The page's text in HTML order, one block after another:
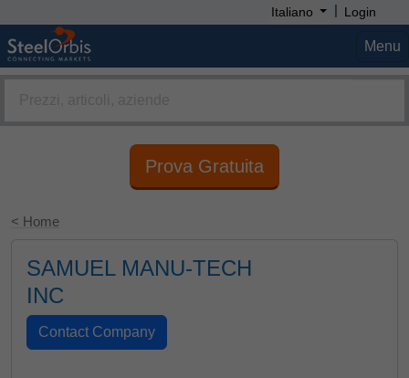
Italiano | Login
Menu
Prova Gratuita
< Home
SAMUEL MANU-TECH
INC